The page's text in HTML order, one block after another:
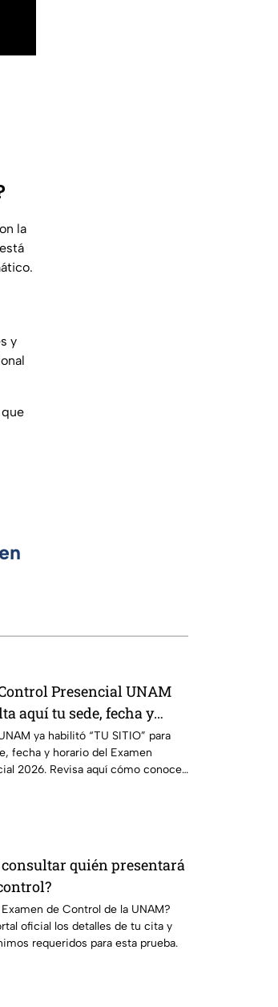
la
y
Presencial UNAM
aquí tu sede, fecha y
ya habilitó “TU SITIO” para
fecha y horario del Examen
2026. Revisa aquí cómo conocer
consultar quién presentará
de Control de la UNAM?
oficial los detalles de tu cita y
requeridos para esta prueba.